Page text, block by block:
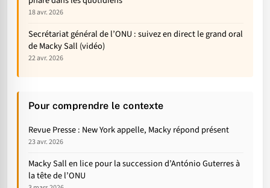
18 avr. 2026
Secrétariat général de l’ONU : suivez en direct le grand oral
de Macky Sall (vidéo)
22 avr. 2026
Pour comprendre le contexte
Revue Presse : New York appelle, Macky répond présent
23 avr. 2026
Macky Sall en lice pour la succession d’António Guterres à
la tête de l’ONU